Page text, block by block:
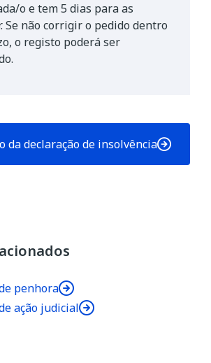
o e tem 5 dias para as
Se não corrigir o pedido dentro
o registo poderá ser
da declaração de insolvência
penhora
ação judicial